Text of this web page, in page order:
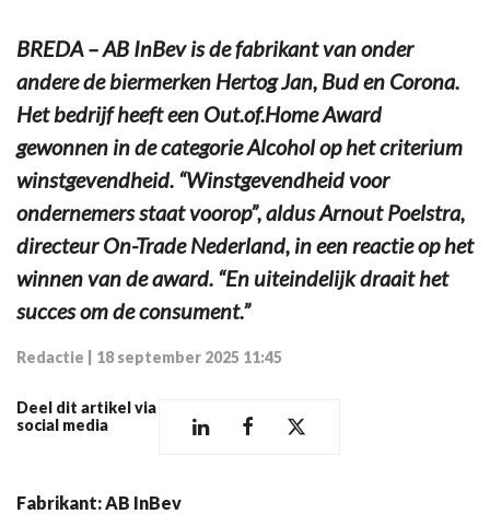
BREDA – AB InBev is de fabrikant van onder
andere de biermerken Hertog Jan, Bud en Corona.
Het bedrijf heeft een Out.of.Home Award
gewonnen in de categorie Alcohol op het criterium
winstgevendheid. “Winstgevendheid voor
ondernemers staat voorop”, aldus Arnout Poelstra,
directeur On-Trade Nederland, in een reactie op het
winnen van de award. “En uiteindelijk draait het
succes om de consument.”
Redactie 18 september 2025 11:45
Deel dit artikel via
social media
Fabrikant: AB InBev